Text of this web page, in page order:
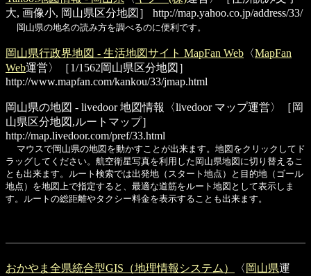
大, 画像小, 岡山県区分地図］
http://map.yahoo.co.jp/address/33/
岡山県の地名の読み方を調べるのに便利です。
岡山県行政界地図 - 生活地図サイト MapFan Web 〈MapFan
Web運営〉［1/1562岡山県区分地図］
http://www.mapfan.com/kankou/33/jmap.html
岡山県の地図 - livedoor 地図情報
〈livedoor マップ運営〉［岡
山県区分地図,ルートマップ］
http://map.livedoor.com/pref/33.html
マウスで岡山県の地図を動かすことが出来ます。地図をクリックしてド
ラッグしてください。航空衛星写真を利用した岡山県地図に切り替えるこ
とも出来ます。ルート検索では出発地（スタート地点）と目的地（ゴール
地点）を地図上で指定すると、最適な道筋をルート地図として表示しま
す。ルートの総距離やタクシー料金を表示することも出来ます。
おかやま全県統合型GIS（地理情報システム） 〈 岡山県運